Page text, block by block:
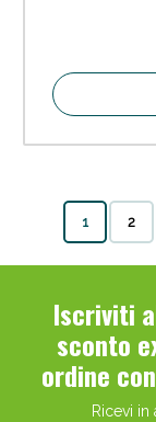
1 2
Iscriviti
sconto
ordine
Ricevi